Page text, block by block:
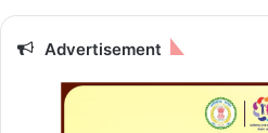
Advertisement